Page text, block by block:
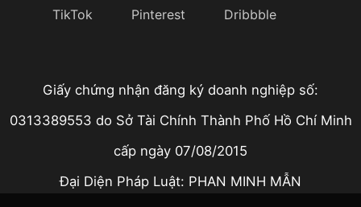
TikTok Pinterest Dribbble
Giấy chứng nhận đăng ký doanh nghiệp số:
0313389553 do Sở Tài Chính Thành Phố Hồ Chí Minh
cấp ngày 07/08/2015
Đại Diện Pháp Luật: PHAN MINH MẪN